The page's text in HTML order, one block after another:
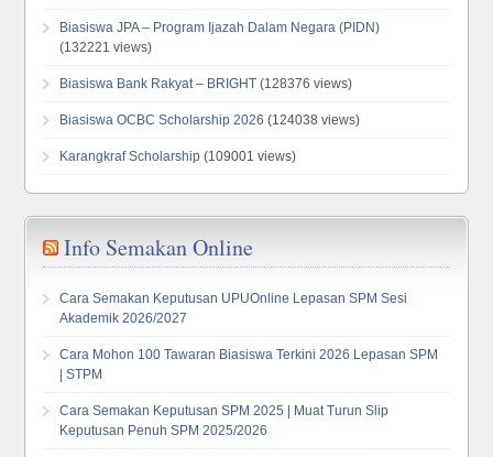
Biasiswa JPA – Program Ijazah Dalam Negara (PIDN)
(132221 views)
Biasiswa Bank Rakyat – BRIGHT (128376 views)
Biasiswa OCBC Scholarship 2026 (124038 views)
Karangkraf Scholarship (109001 views)
Info Semakan Online
Cara Semakan Keputusan UPUOnline Lepasan SPM Sesi
Akademik 2026/2027
Cara Mohon 100 Tawaran Biasiswa Terkini 2026 Lepasan SPM
| STPM
Cara Semakan Keputusan SPM 2025 | Muat Turun Slip
Keputusan Penuh SPM 2025/2026